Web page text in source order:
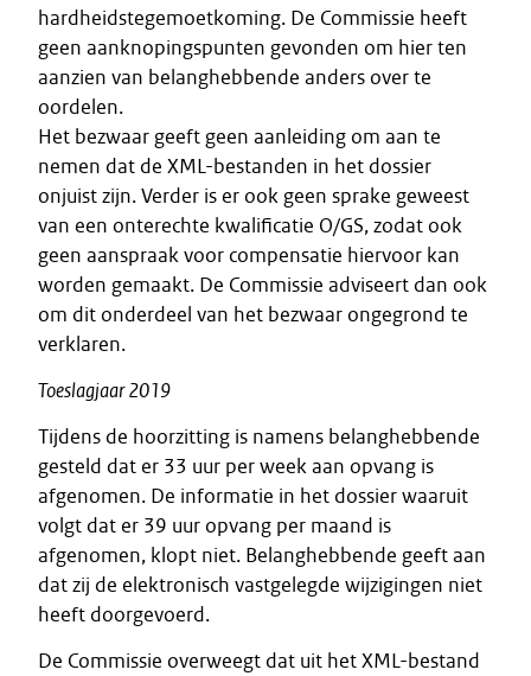
hardheidstegemoetkoming. De Commissie heeft
geen aanknopingspunten gevonden om hier ten
aanzien van belanghebbende anders over te
oordelen.
Het bezwaar geeft geen aanleiding om aan te
nemen dat de XML-bestanden in het dossier
onjuist zijn. Verder is er ook geen sprake geweest
van een onterechte kwalificatie O/GS, zodat ook
geen aanspraak voor compensatie hiervoor kan
worden gemaakt. De Commissie adviseert dan ook
om dit onderdeel van het bezwaar ongegrond te
verklaren.
Toeslagjaar 2019
Tijdens de hoorzitting is namens belanghebbende
gesteld dat er 33 uur per week aan opvang is
afgenomen. De informatie in het dossier waaruit
volgt dat er 39 uur opvang per maand is
afgenomen, klopt niet. Belanghebbende geeft aan
dat zij de elektronisch vastgelegde wijzigingen niet
heeft doorgevoerd.
De Commissie overweegt dat uit het XML-bestand